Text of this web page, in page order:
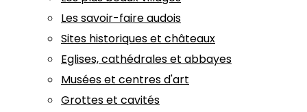
Les savoir-faire audois
Sites historiques et châteaux
Eglises, cathédrales et abbayes
Musées et centres d'art
Grottes et cavités